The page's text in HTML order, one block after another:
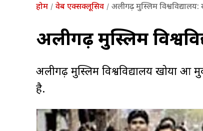
होम वेब एक्सक्लूसिव अलीगढ़ मुस्लिम
अलीगढ़ मुस्लिम
अलीगढ़ मुस्लिम विश्वविद्यालय खोया
है.